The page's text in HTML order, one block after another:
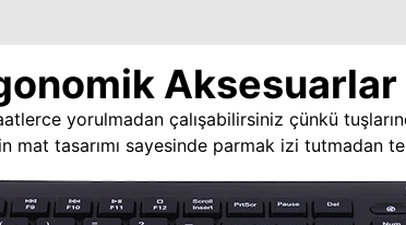
Aksesuarlar
yorulmadan çalışabilirsiniz çünkü
mat tasarımı sayesinde parmak izi tutmadan